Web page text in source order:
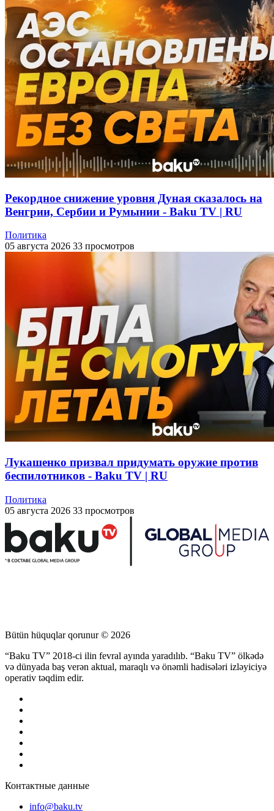
Рекордное снижение уровня Дуная сказалось на
Венгрии, Сербии и Румынии - Baku TV | RU
Политика
05 августа 2026 33 просмотров
Лукашенко призвал придумать оружие против
беспилотников - Baku TV | RU
Политика
05 августа 2026 33 просмотров
Bütün hüquqlar qorunur © 2026
“Baku TV” 2018-ci ilin fevral ayında yaradılıb. “Baku TV” ölkədə
və dünyada baş verən aktual, maraqlı və önəmli hadisələri izləyiciyə
operativ təqdim edir.
Контактные данные
info@baku.tv